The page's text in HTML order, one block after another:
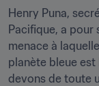
Henry Puna,
Pacifique, a pour
menace à
planète bleue
devons de toute